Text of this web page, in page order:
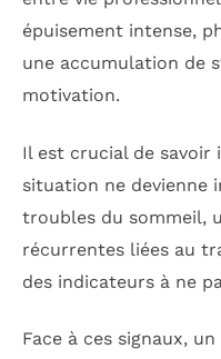
épuisement intense,
une accumulation de
motivation.
Il est crucial de savoir
situation ne devienne
troubles du sommeil,
récurrentes liées au
des indicateurs à ne
Face à ces signaux, un